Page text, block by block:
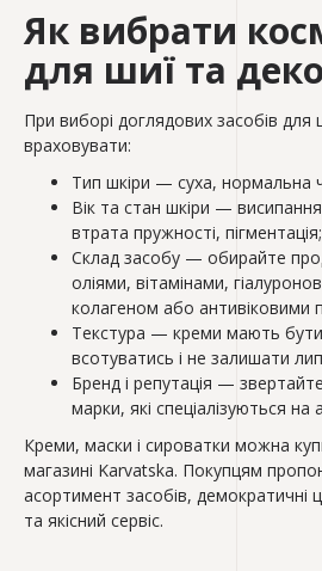
Як вибрати
для шиї та
При виборі доглядових засобів для
враховувати:
Тип шкіри — суха, нормальна
Вік та стан шкіри —
втрата пружності, пігментація;
Склад засобу — обирайте
оліями, вітамінами,
колагеном або антивіковими
Текстура — креми мають бути
всотуватись і не залишати
Бренд і репутація —
марки, які спеціалізуються на
Креми, маски і сироватки можна
магазині Karvatska. Покупцям
асортимент засобів, демократичні
та якісний сервіс.